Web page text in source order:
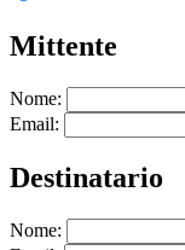
Mittente
Nome:
Email:
Destinatario
Nome: